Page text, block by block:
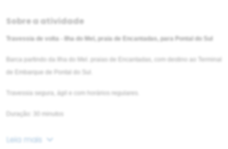
Sobre a atividade
Travessia de volta - Ilha do Mel, praia de Encantadas, para Pontal do Sul
Barca partindo da Ilha do Mel. praias de Encantadas, com destino ao Terminal
de Embarque de Pontal do Sul.
Travessia segura, ágil e com horários regulares.
Duração: 30 minutos
Leia mais